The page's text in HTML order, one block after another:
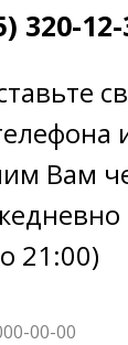
г. Москва,
ключ
руб.
320-
Вам
21:00)